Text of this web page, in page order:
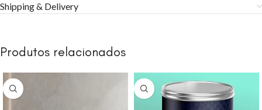
Shipping & Delivery
Produtos relacionados